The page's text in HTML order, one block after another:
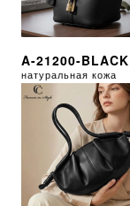
A-21200-BLACK
натуральная кожа